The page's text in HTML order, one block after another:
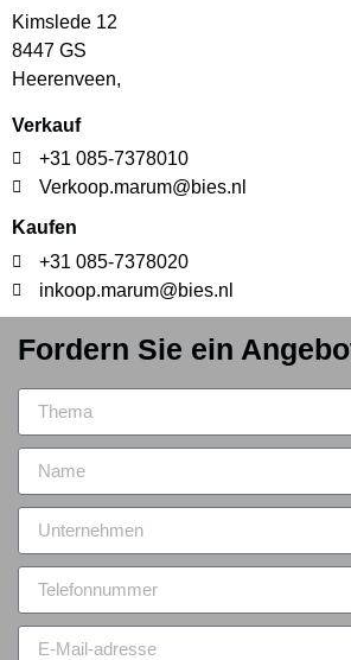
Kimslede 12
8447 GS
Heerenveen,
Verkauf
+31 085-7378010
Verkoop.marum@bies.nl
Kaufen
+31 085-7378020
inkoop.marum@bies.nl
Fordern Sie ein